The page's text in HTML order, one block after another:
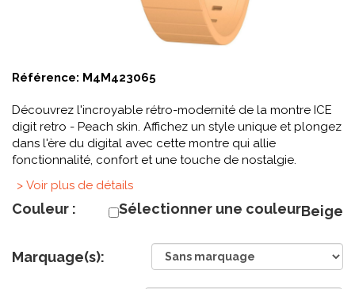
Référence: M4M423065
Découvrez l'incroyable rétro-modernité de la montre ICE
digit retro - Peach skin. Affichez un style unique et plongez
dans l'ère du digital avec cette montre qui allie
fonctionnalité, confort et une touche de nostalgie.
> Voir plus de détails
Couleur : Sélectionner une couleurBeige
Marquage(s):